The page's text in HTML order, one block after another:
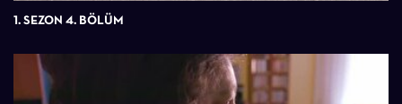
1. SEZON 4. BÖLÜM